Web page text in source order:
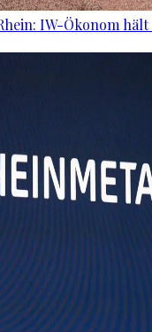
IW-Ökonom